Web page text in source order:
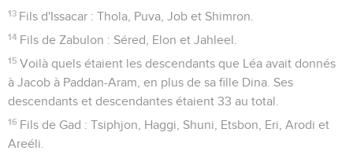
13 Fils d'Issacar : Thola, Puva, Job et Shimron.
14 Fils de Zabulon : Séred, Elon et Jahleel.
15 Voilà quels étaient les descendants que Léa avait donnés
à Jacob à Paddan-Aram, en plus de sa fille Dina. Ses
descendants et descendantes étaient 33 au total.
16 Fils de Gad : Tsiphjon, Haggi, Shuni, Etsbon, Eri, Arodi et
Areéli.